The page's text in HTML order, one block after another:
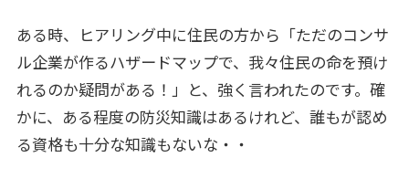
ある時、ヒアリング中に住民の方から「ただのコンサ
ル企業が作るハザードマップで、我々住民の命を預け
れるのか疑問がある！」と、強く言われたのです。確
かに、ある程度の防災知識はあるけれど、誰もが認め
る資格も十分な知識もないな・・